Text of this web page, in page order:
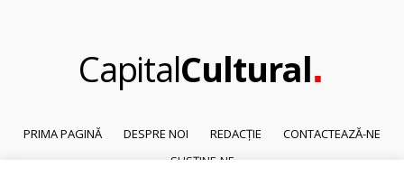
CapitalCultural.
PRIMA PAGINĂ DESPRE NOI REDACȚIE
CONTACTEAZĂ-NE
SUSȚINE-NE